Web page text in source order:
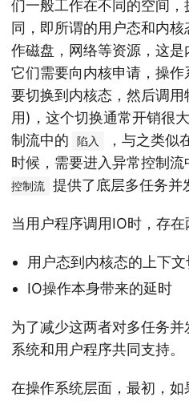
们一般工作在不同的空间
同，即所谓的用户态和内
作磁盘，网络等资源，这
它们需要向内核申请，操
要切换到内核态，然后调
用)，这个切换通常开销很
制流中的
陷入
，与之类似
时候，需要进入异常控制流
控制流
提供了底层多任务并
当用户程序调用IO时，存在
用户态到内核态的上下文
IO操作本身带来的延时
为了减少这两者对多任务
系统和用户程序共同支持。
在操作系统层面，最初，